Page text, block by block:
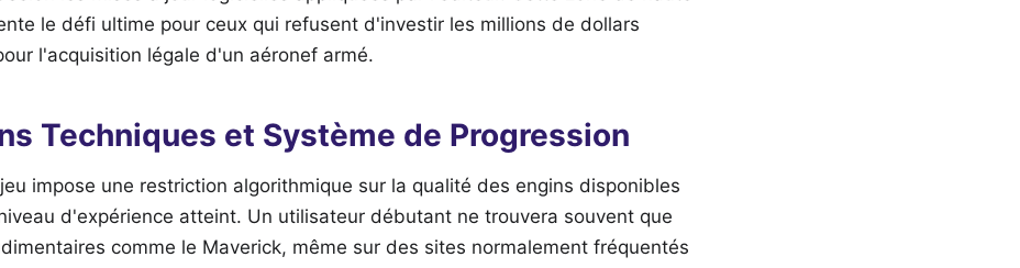
le défi ultime pour ceux qui refusent d'investir les millions de dollars
l'acquisition légale d'un aéronef armé.
Techniques et Système de Progression
impose une restriction algorithmique sur la qualité des engins disponibles
d'expérience atteint. Un utilisateur débutant ne trouvera souvent que
comme le Maverick, même sur des sites normalement fréquentés